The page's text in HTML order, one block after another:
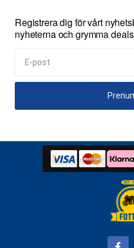
Registrera dig för vårt
nyheterna och grymma